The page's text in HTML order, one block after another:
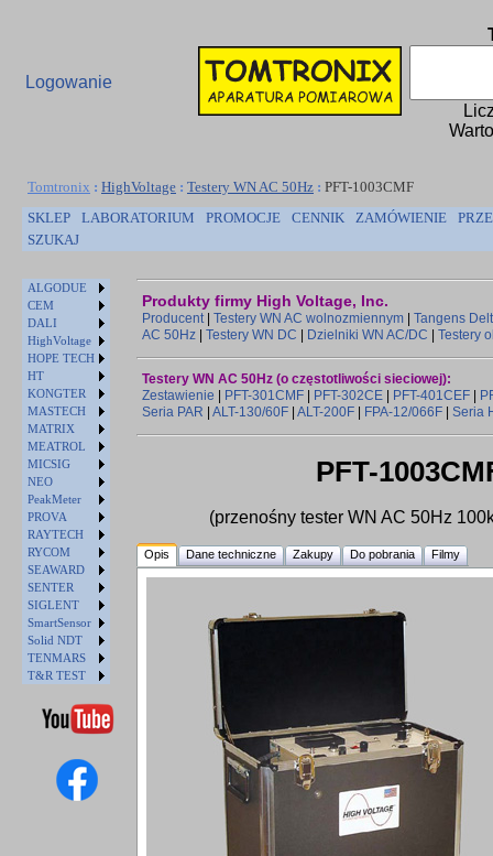
Logowanie
Tomtronix : HighVoltage : Testery WN AC 50Hz : PFT-1003CMF
SKLEP
LABORATORIUM PROMOCJE CENNIK ZAMÓWIENIE
SZUKAJ
ALGODUE
CEM
DALI
HighVoltage
HOPE TECH
HT
KONGTER
MASTECH
MATRIX
MEATROL
MICSIG
NEO
PeakMeter
PROVA
RAYTECH
RYCOM
SEAWARD
SENTER
SIGLENT
SmartSensor
Solid NDT
TENMARS
T&R TEST
Produkty firmy High Voltage, Inc.
Producent| Testery WN AC wolnozmiennym
Tangens
AC 50Hz
Testery WN DC Dzielniki WN AC/DC Testery
Testery WN AC 50Hz (o częstotliwości sieciowej):
Zestawienie
PFT-301CMF PFT-302CE PFT-401CEF
Seria PAR
ALT-130/60F ALT-200F FPA-12/066F Seria
PFT-
(przenośny tester WN AC 50Hz
Opis Dane techniczne Zakupy Do pobrania Filmy